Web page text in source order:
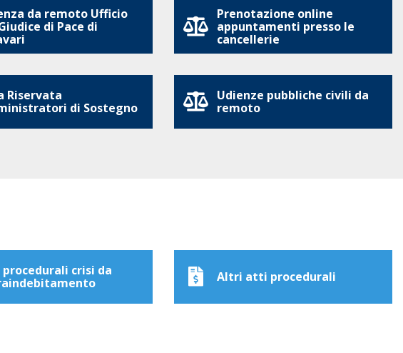
da remoto Ufficio
di Pace di
Prenotazione online
appuntamenti presso le
cancellerie
Riservata
di Sostegno
Udienze pubbliche civili da
remoto
crisi da
Altri atti procedurali